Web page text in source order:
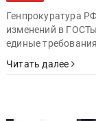
Генпрокуратура
изменений в
единые
Читать далее